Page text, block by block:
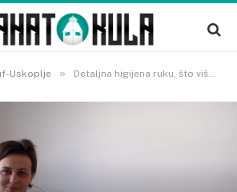
Uskoplje » Detaljna higijena ruku, što više vode, voća i povrća, te izbjegavati boravak na suncu